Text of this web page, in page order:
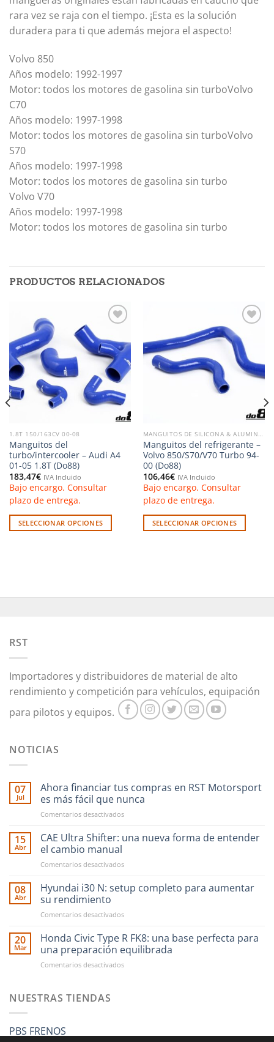
rara vez se raja con el tiempo. ¡Esta es la solución
duradera para ti que además mejora el aspecto!
Volvo 850
Años modelo: 1992-1997
Motor: todos los motores de gasolina sin turboVolvo
C70
Años modelo: 1997-1998
Motor: todos los motores de gasolina sin turboVolvo
S70
Años modelo: 1997-1998
Motor: todos los motores de gasolina sin turbo
Volvo V70
Años modelo: 1997-1998
Motor: todos los motores de gasolina sin turbo
PRODUCTOS RELACIONADOS
a la
lista de
deseos
1.8T 150/163CV 00-08
Manguitos del
turbo/intercooler – Audi A4
01-05 1.8T (Do88)
183,47€ IVA Incluido
Bajo encargo. Consultar
plazo de entrega.
SELECCIONAR OPCIONES
Las
pueden
la
página
producto
Añadir
a la
lista de
deseos
MANGUITOS DE SILICONA & ALUMINIO
Manguitos del refrigerante –
Volvo 850/S70/V70 Turbo 94-
00 (Do88)
106,46€ IVA Incluido
Bajo encargo. Consultar
plazo de entrega.
SELECCIONAR OPCIONES
Las
la
página
de
producto
RST
Importadores y distribuidores de material de alto
rendimiento y competición para vehículos, equipación
para pilotos y equipos.
NOTICIAS
07
Jul
Ahora financiar tus compras en RST Motorsport
es más fácil que nunca
Comentarios desactivadosen
financiar
tus
en
Motorsport
fácil
nunca
15
Abr
CAE Ultra Shifter: una nueva forma de entender
el cambio manual
Comentarios desactivadosen
Ultra
Shifter:
nueva
de
entender
cambio
08
Abr
Hyundai i30 N: setup completo para aumentar
su rendimiento
Comentarios desactivadosen
i30
N:
setup
completo
20
Mar
Honda Civic Type R FK8: una base perfecta para
una preparación equilibrada
Comentarios desactivadosen
base
NUESTRAS TIENDAS
PBS FRENOS